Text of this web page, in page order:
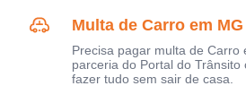
Multa de Carro em MG
Precisa pagar multa de Carro
parceria do Portal do
fazer tudo sem sair de casa.